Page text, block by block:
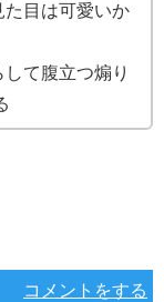
た目は可愛いか
て腹立つ煽り
コメントをする